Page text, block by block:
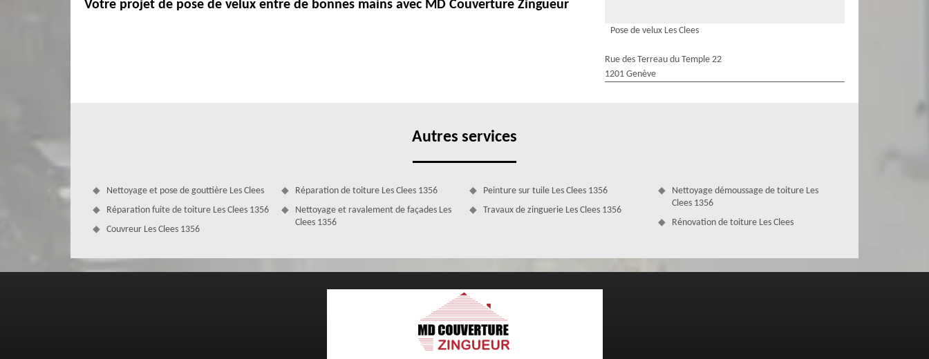
Votre projet de pose de velux entre de bonnes mains avec MD Couverture Zingueur
MD Couverture Zingueur, votre couvreur changement de velux à Les Clees
Vous prévoyez de remplacer vos anciennes fenêtres de toit ? Peut-être qu’elles ne sont plus aussi performantes qu’avant,
qu’elles sont en mauvais état ou que le modèle que vous disposez n’est plus au goût du jour ? Quelle que soit la raison qui vous
pousse à prendre cette décision, contactez l’entreprise MD Couverture Zingueur si vous avez besoin d’un couvreur changement
Pose de velux Les Clees
Rue des Terreau du Temple 22
1201 Genève
Autres services
Nettoyage et pose de gouttière Les Clees
Réparation fuite de toiture Les Clees 1356
Couvreur Les Clees 1356
Réparation de toiture Les Clees 1356
Nettoyage et ravalement de façades Les
Clees 1356
Peinture sur tuile Les Clees 1356
Travaux de zinguerie Les Clees 1356
Nettoyage démoussage de toiture Les
Clees 1356
Rénovation de toiture Les Clees